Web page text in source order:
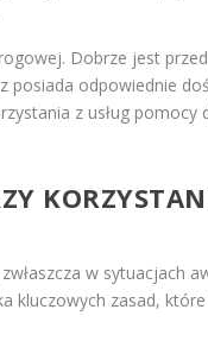
Dobrze jest
posiada odpowiednie
z usług pomocy
w sytuacjach
kluczowych zasad,